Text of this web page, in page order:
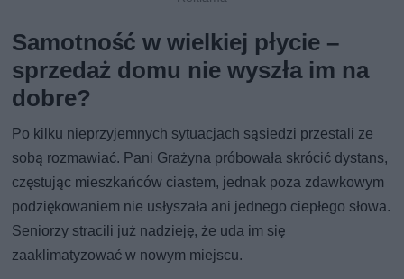
Samotność w wielkiej płycie –
sprzedaż domu nie wyszła im na
dobre?
Po kilku nieprzyjemnych sytuacjach sąsiedzi przestali ze
sobą rozmawiać. Pani Grażyna próbowała skrócić dystans,
częstując mieszkańców ciastem, jednak poza zdawkowym
podziękowaniem nie usłyszała ani jednego ciepłego słowa.
Seniorzy stracili już nadzieję, że uda im się
zaaklimatyzować w nowym miejscu.